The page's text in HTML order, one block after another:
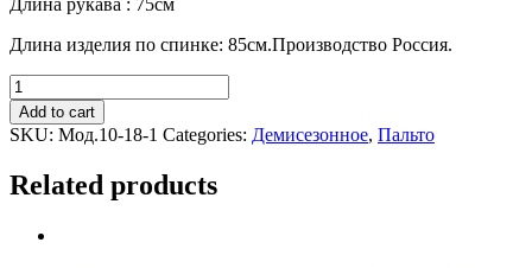
Длина изделия по спинке: 85см.Производство Россия.
Пальто
демисезонное
Мод.10-
18-
48
Add to cart
SKU: Мод.10-18-1 Categories: Демисезонное, Пальто
Related products